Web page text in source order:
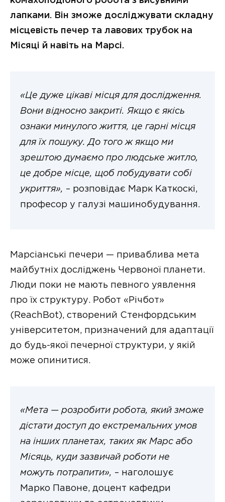
лапками. Він зможе досліджувати складну
місцевість печер та лавових трубок на
Місяці й навіть на Марсі.
«Це дуже цікаві місця для дослідження.
Вони відносно закриті. Якщо є якісь
ознаки минулого життя, це гарні місця
для їх пошуку. До того ж якщо ми
зрештою думаємо про людське житло,
це добре місце, щоб побудувати собі
укриття», – розповідає Марк Каткоскі,
професор у галузі машинобудування.
Марсіанські печери — приваблива мета
майбутніх досліджень Червоної планети.
Люди поки не мають певного уявлення
про їх структуру. Робот «Річбот»
(ReachBot), створений Стенфордським
університетом, призначений для адаптації
до будь-якої печерної структури, у якій
може опинитися.
«Мета — розробити робота, який зможе
дістати доступ до екстремальних умов
на інших планетах, таких як Марс або
Місяць, куди зазвичай роботи не
можуть потрапити», – наголошує
Марко Павоне, доцент кафедри